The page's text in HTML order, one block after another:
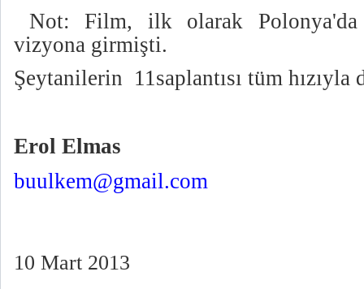
Not:
Film, ilk olarak
vizyona girmişti.
Şeytanilerin 11saplantısı tüm
Erol Elmas
buulkem@gmail.com
10 Mart 2013